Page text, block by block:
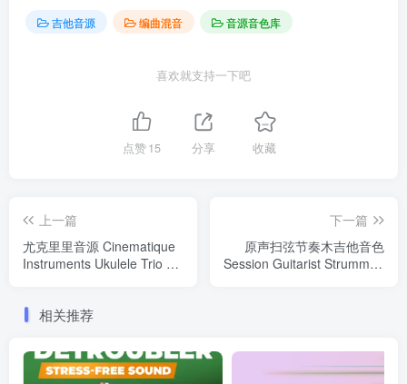
吉他音源 编曲混音 音源音色库
喜欢就支持一下吧
点赞15 分享 收藏
上一篇
尤克里里音源 Cinematique
Instruments Ukulele Trio 康
下一篇
原声扫弦节奏木吉他音色
Session Guitarist Strummed
相关推荐